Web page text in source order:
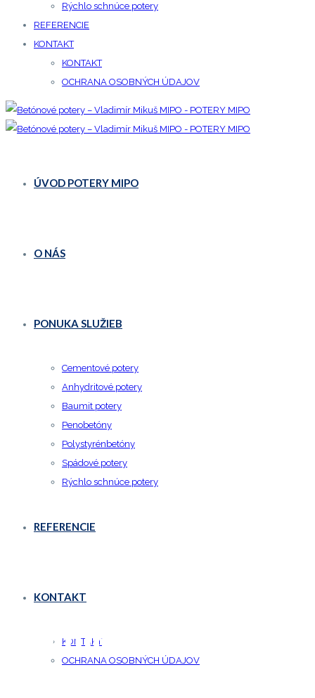
Rýchlo schnúce potery
REFERENCIE
KONTAKT
KONTAKT
OCHRANA OSOBNÝCH ÚDAJOV
ÚVOD POTERY MIPO
O NÁS
PONUKA SLUŽIEB
Cementové potery
Anhydritové potery
Baumit potery
Penobetóny
Polystyrénbetóny
Spádové potery
Rýchlo schnúce potery
REFERENCIE
KONTAKT
KONTAKT
OCHRANA OSOBNÝCH ÚDAJOV
Rýchlo schnúce
potery